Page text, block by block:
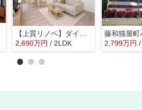
2,690万円 / 2LDK
藤和猫屋町
2,799万円